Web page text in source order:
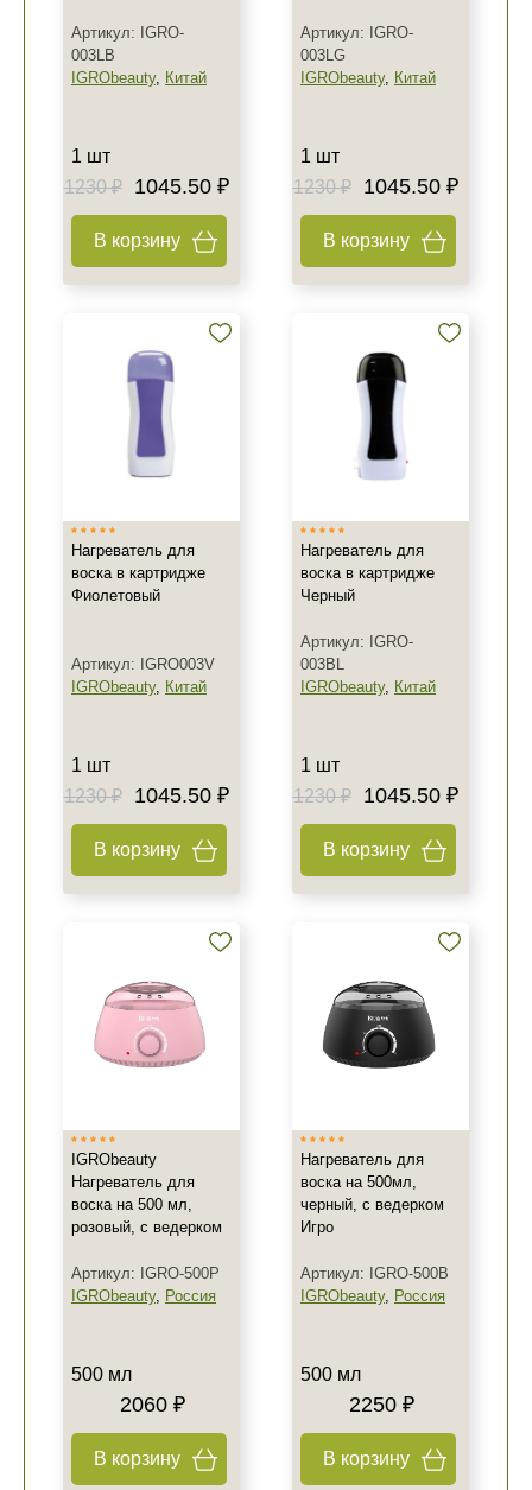
Артикул: IGRO-
003LB
IGRObeauty, Китай
1 шт
1230 ₽
1045.50 ₽
В корзину
Артикул: IGRO-
003LG
IGRObeauty, Китай
1 шт
1230 ₽
1045.50 ₽
В корзину
Нагреватель для
воска в картридже
Фиолетовый
Артикул: IGRO003V
IGRObeauty, Китай
1 шт
1230 ₽
1045.50 ₽
В корзину
Нагреватель для
воска в картридже
Черный
Артикул: IGRO-
003BL
IGRObeauty, Китай
1 шт
1230 ₽
1045.50 ₽
В корзину
IGRObeauty
Нагреватель для
воска на 500 мл,
розовый, с ведерком
Артикул: IGRO-500P
IGRObeauty, Россия
500 мл
2060 ₽
В корзину
Нагреватель для
воска на 500мл,
черный, с ведерком
Игро
Артикул: IGRO-500B
IGRObeauty, Россия
500 мл
2250 ₽
В корзину